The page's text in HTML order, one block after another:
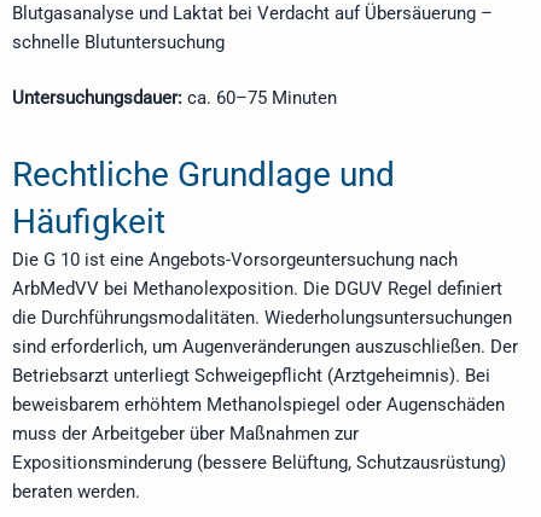
Blutgasanalyse und Laktat bei Verdacht auf Übersäuerung –
schnelle Blutuntersuchung
Untersuchungsdauer: ca. 60–75 Minuten
Rechtliche Grundlage und
Häufigkeit
Die G 10 ist eine Angebots-Vorsorgeuntersuchung nach
ArbMedVV bei Methanolexposition. Die DGUV Regel definiert
die Durchführungsmodalitäten. Wiederholungsuntersuchungen
sind erforderlich, um Augenveränderungen auszuschließen. Der
Betriebsarzt unterliegt Schweigepflicht (Arztgeheimnis). Bei
beweisbarem erhöhtem Methanolspiegel oder Augenschäden
muss der Arbeitgeber über Maßnahmen zur
Expositionsminderung (bessere Belüftung, Schutzausrüstung)
beraten werden.